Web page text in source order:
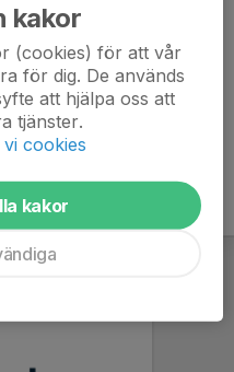
göra anmälan rätt
en vecka men
senare så även om
kakor
(cookies) för att vår
för dig. De används
att hjälpa oss att
tjänster.
cookies
kakor